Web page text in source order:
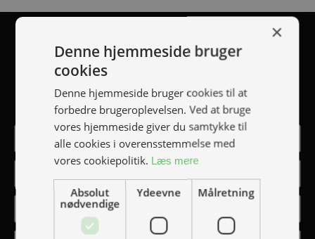
TILMELD NYHEDSMAIL
produkter, tilbud, events, udstillinger mm.
×
Denne hjemmeside bruger
cookies
Denne hjemmeside bruger cookies til at
forbedre brugeroplevelsen. Ved at bruge
vores hjemmeside giver du samtykke til
alle cookies i overensstemmelse med
vores cookiepolitik. Læs mere
Absolut
nødvendige
Ydeevne Målretning